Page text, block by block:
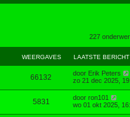
227
WEERGAVES LAATSTE BERICHT
66132 door Erik Peters
zo 21 dec 2025,
5831 door ron101
wo 01 okt 2025,